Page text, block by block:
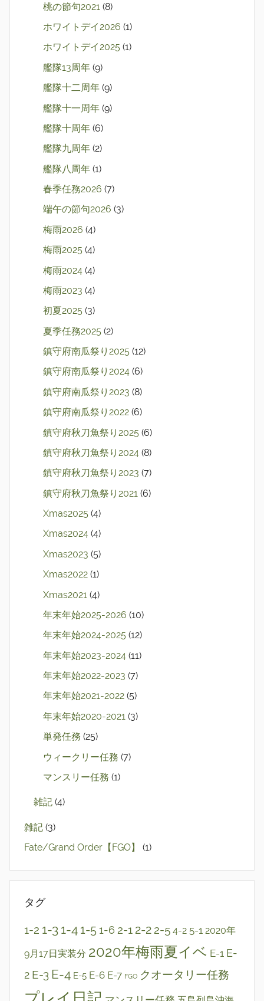
桃の節句2021 (8)
ホワイトデイ2026 (1)
ホワイトデイ2025 (1)
艦隊13周年 (9)
艦隊十二周年 (9)
艦隊十一周年 (9)
艦隊十周年 (6)
艦隊九周年 (2)
艦隊八周年 (1)
春季任務2026 (7)
端午の節句2026 (3)
梅雨2026 (4)
梅雨2025 (4)
梅雨2024 (4)
梅雨2023 (4)
初夏2025 (3)
夏季任務2025 (2)
鎮守府南瓜祭り2025 (12)
鎮守府南瓜祭り2024 (6)
鎮守府南瓜祭り2023 (8)
鎮守府南瓜祭り2022 (6)
鎮守府秋刀魚祭り2025 (6)
鎮守府秋刀魚祭り2024 (8)
鎮守府秋刀魚祭り2023 (7)
鎮守府秋刀魚祭り2021 (6)
Xmas2025 (4)
Xmas2024 (4)
Xmas2023 (5)
Xmas2022 (1)
Xmas2021 (4)
年末年始2025-2026 (10)
年末年始2024-2025 (12)
年末年始2023-2024 (11)
年末年始2022-2023 (7)
年末年始2021-2022 (5)
年末年始2020-2021 (3)
単発任務 (25)
ウィークリー任務 (7)
マンスリー任務 (1)
雑記 (4)
雑記 (3)
Fate/Grand Order【FGO】
(1)
タグ
1-2 1-3 1-4 1-5 1-6 2-1 2-2 2-5 4-2 5-1 2020年
9月17日実装分 2020年梅雨夏イベ E-1 E-
2 E-3 E-4 E-5 E-6 E-7 FGO クオータリー任務